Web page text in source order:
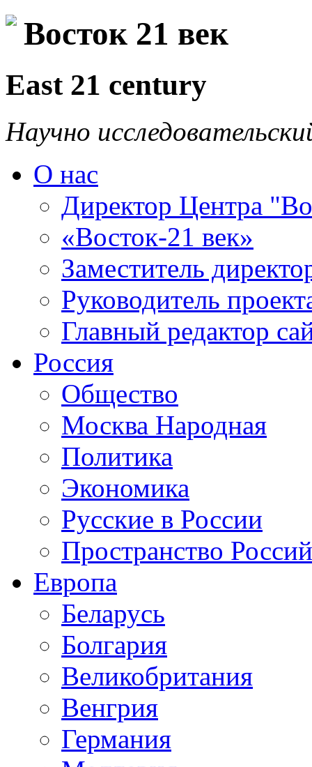
Восток 21 век
East 21 century
Научно
О нас
Директор Центра
«Восток-21 век»
Заместитель
Руководитель
Главный редактор
Россия
Общество
Москва Народная
Политика
Экономика
Русские в России
Пространство
Европа
Беларусь
Болгария
Великобритания
Венгрия
Германия